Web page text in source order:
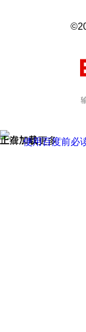
正在加载
上滑加载更多
使用百度前必